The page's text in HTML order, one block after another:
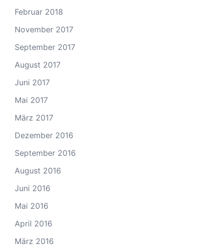
Februar 2018
November 2017
September 2017
August 2017
Juni 2017
Mai 2017
März 2017
Dezember 2016
September 2016
August 2016
Juni 2016
Mai 2016
April 2016
März 2016